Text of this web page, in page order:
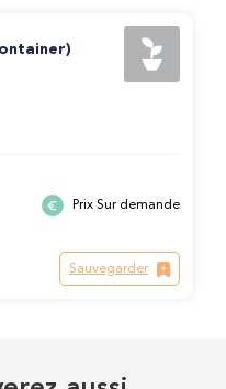
Prix Sur demande
Sauvegarder